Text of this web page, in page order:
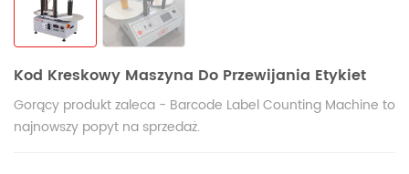
Kod Kreskowy Maszyna Do Przewijania Etykiet
Gorący produkt zaleca - Barcode Label Counting Machine to
najnowszy popyt na sprzedaż.